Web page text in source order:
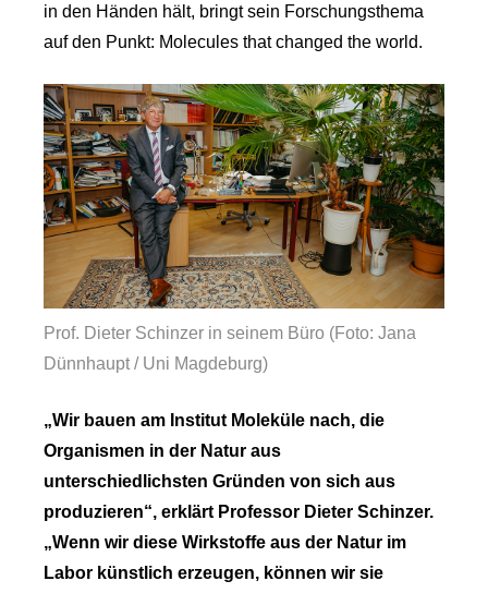
in den Händen hält, bringt sein Forschungsthema
auf den Punkt: Molecules that changed the world.
Prof. Dieter Schinzer in seinem Büro (Foto: Jana
Dünnhaupt / Uni Magdeburg)
„Wir bauen am Institut Moleküle nach, die
Organismen in der Natur aus
unterschiedlichsten Gründen von sich aus
produzieren“, erklärt Professor Dieter Schinzer.
„Wenn wir diese Wirkstoffe aus der Natur im
Labor künstlich erzeugen, können wir sie